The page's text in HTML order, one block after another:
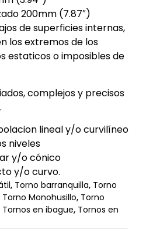
200mm (7.87″)
de superficies internas,
los extremos de los
estaticos o imposibles de
complejos y precisos
lineal y/o curvilíneo
niveles
y/o cónico
y/o curvo.
, Torno barranquilla, Torno
Torno Monohusillo, Torno
Tornos en ibague, Tornos en